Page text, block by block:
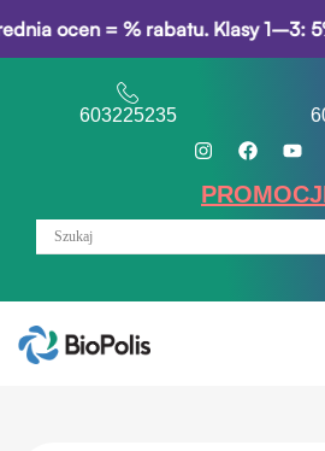
= % rabatu. Klasy 1–3: 5%
603225235